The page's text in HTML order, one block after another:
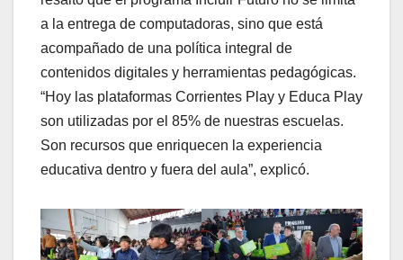
a la entrega de computadoras, sino que está
acompañado de una política integral de
contenidos digitales y herramientas pedagógicas.
“Hoy las plataformas Corrientes Play y Educa Play
son utilizadas por el 85% de nuestras escuelas.
Son recursos que enriquecen la experiencia
educativa dentro y fuera del aula”, explicó.